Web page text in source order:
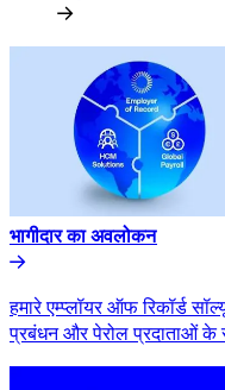
भागीदार का अवलोकन​​
हमारे एम्प्लॉयर ऑफ रिकॉर्ड
प्रबंधन और पेरोल प्रदाताओं के